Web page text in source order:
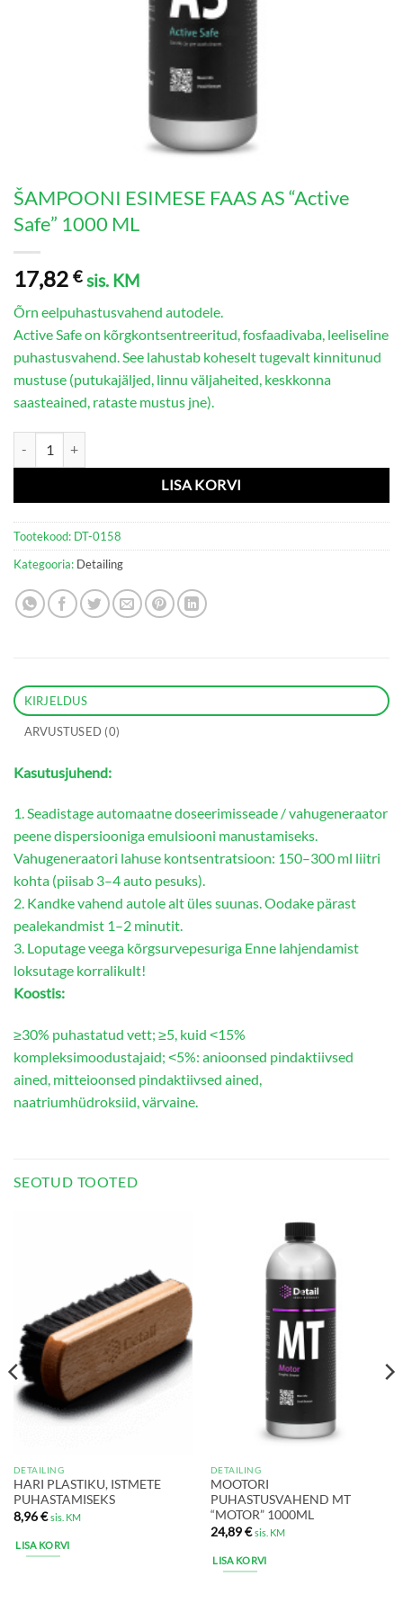
ŠAMPOONI ESIMESE FAAS AS “Active
Safe” 1000 ML
17,82 € sis. KM
Õrn eelpuhastusvahend autodele.
Active Safe on kõrgkontsentreeritud, fosfaadivaba, leeliseline
puhastusvahend. See lahustab koheselt tugevalt kinnitunud
mustuse (putukajäljed, linnu väljaheited, keskkonna
saasteained, rataste mustus jne).
LISA KORVI
Tootekood: DT-0158
Kategooria: Detailing
KIRJELDUS
ARVUSTUSED (0)
Kasutusjuhend:
1. Seadistage automaatne doseerimisseade / vahugeneraator
peene dispersiooniga emulsiooni manustamiseks.
Vahugeneraatori lahuse kontsentratsioon: 150–300 ml liitri
kohta (piisab 3–4 auto pesuks).
2. Kandke vahend autole alt üles suunas. Oodake pärast
pealekandmist 1–2 minutit.
3. Loputage veega kõrgsurvepesuriga Enne lahjendamist
loksutage korralikult!
Koostis:
≥30% puhastatud vett; ≥5, kuid ˂15%
kompleksimoodustajaid; ˂5%: anioonsed pindaktiivsed
ained, mitteioonsed pindaktiivsed ained,
naatriumhüdroksiid, värvaine.
SEOTUD TOOTED
DETAILING
HARI PLASTIKU, ISTMETE
PUHASTAMISEKS
8,96€ sis. KM
LISA KORVI
DETAILING
MOOTORI
PUHASTUSVAHEND MT
“MOTOR” 1000ML
24,89€ sis. KM
LISA KORVI